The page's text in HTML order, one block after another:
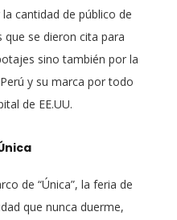
cantidad de público de
se dieron cita para
sino también por la
y su marca por todo
de EE.UU.
de “Única”, la feria de
que nunca duerme,